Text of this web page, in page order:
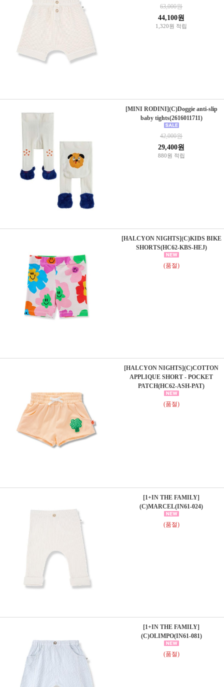
63,000원
44,100원
1,320원 적립
[MINI RODINI](C)Doggie anti-slip
baby tights(2616011711)
42,000원
29,400원
880원 적립
[HALCYON NIGHTS](C)KIDS BIKE
SHORTS(HC62-KBS-HEJ)
(품절)
[HALCYON NIGHTS](C)COTTON
APPLIQUE SHORT - POCKET
PATCH(HC62-ASH-PAT)
(품절)
[1+IN THE FAMILY]
(C)MARCEL(IN61-024)
(품절)
[1+IN THE FAMILY]
(C)OLIMPO(IN61-081)
(품절)